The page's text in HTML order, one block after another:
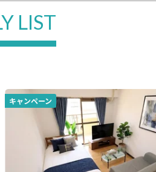
LIST
キャンペーン